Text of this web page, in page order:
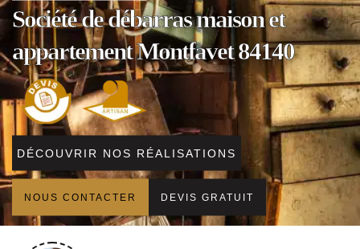
Société de débarras maison et
appartement Montfavet 84140
DÉCOUVRIR NOS RÉALISATIONS
NOUS CONTACTER DEVIS GRATUIT